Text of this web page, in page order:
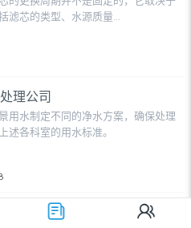
滤芯的类型、水源质量...
理公司
用水制定不同的净水方案，确保处理
述各科室的用水标准。